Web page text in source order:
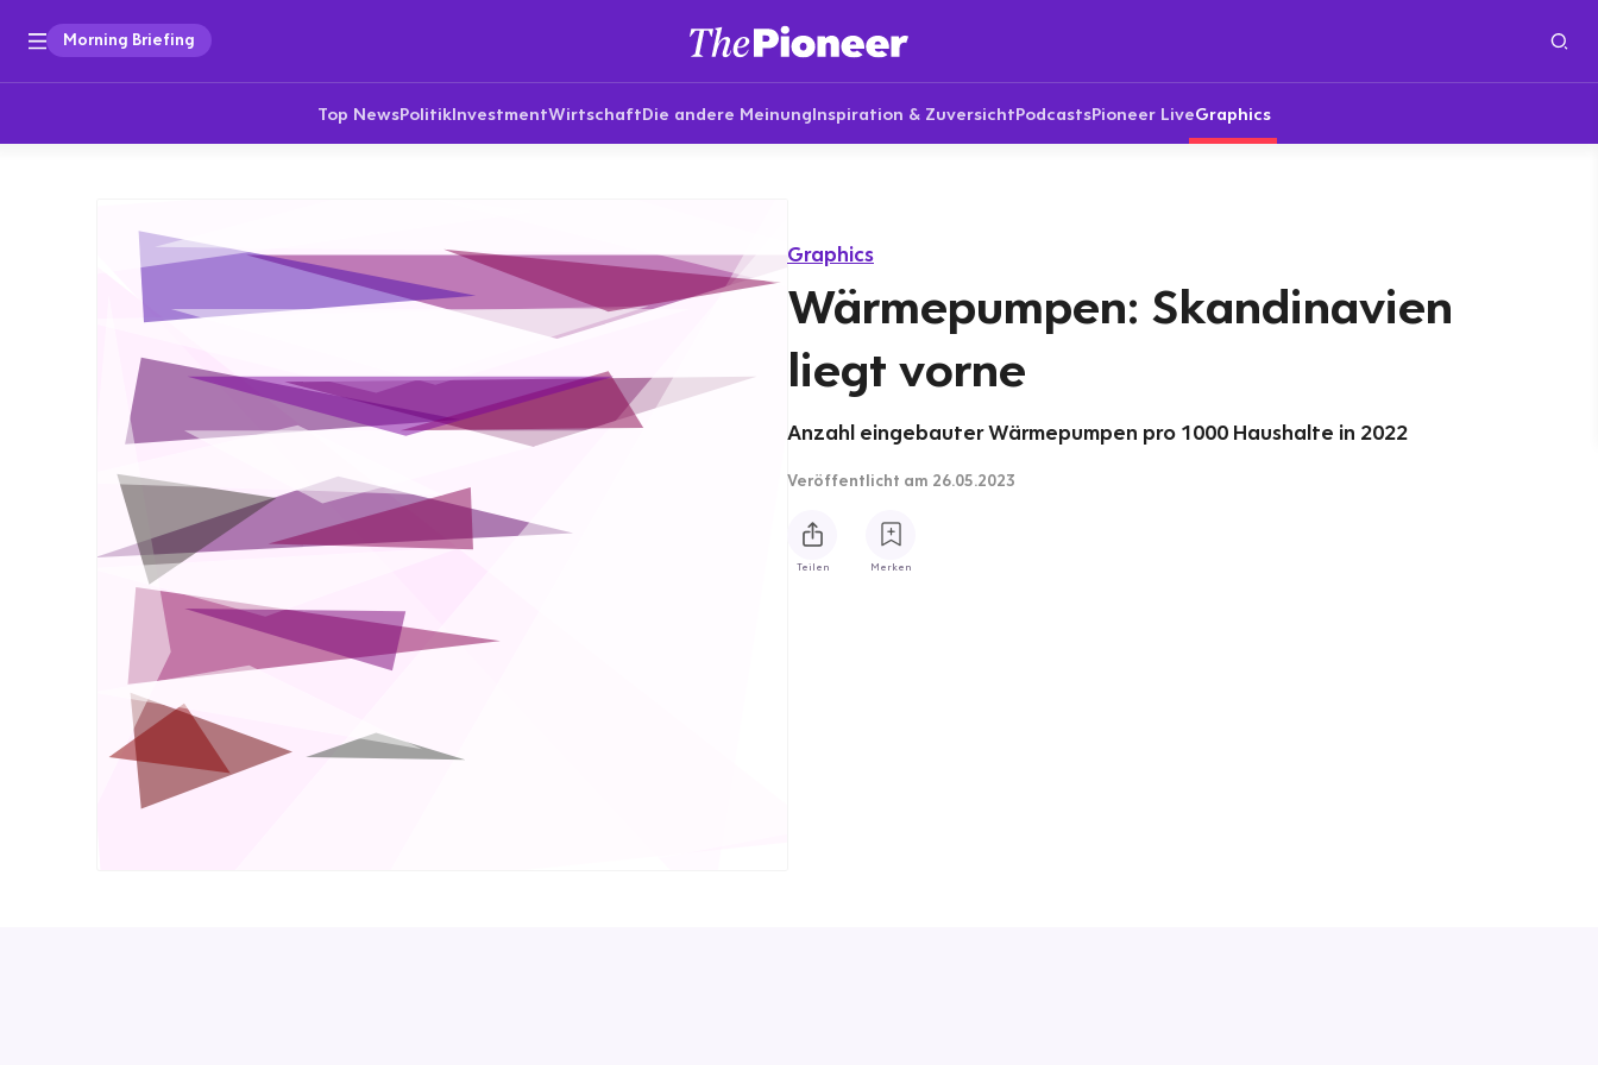
Morning Briefing
Top NewsPolitikInvestmentWirtschaftDie andere MeinungInspiration & ZuversichtPodcastsPioneer LiveGraphics
Graphics
Wärmepumpen: Skandinavien
liegt vorne
Anzahl eingebauter Wärmepumpen pro 1000 Haushalte in 2022
Veröffentlicht am 26.05.2023
Teilen Merken